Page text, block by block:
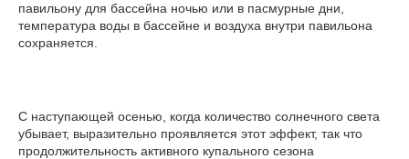
павильону для бассейна ночью или в пасмурные дни,
температура воды в бассейне и воздуха внутри павильона
сохраняется.
С наступающей осенью, когда количество солнечного света
убывает, выразительно проявляется этот эффект, так что
продолжительность активного купального сезона